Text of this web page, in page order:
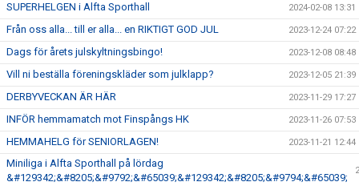
SUPERHELGEN i Alfta Sporthall 2024-02-08 13:31
Från oss alla... till er alla... en RIKTIGT GOD JUL 2023-12-24 07:22
Dags för årets julskyltningsbingo! 2023-12-08 08:48
Vill ni beställa föreningskläder som julklapp? 2023-12-05 21:39
DERBYVECKAN ÄR HÄR 2023-11-29 17:27
INFÖR hemmamatch mot Finspångs HK 2023-11-26 07:53
HEMMAHELG för SENIORLAGEN! 2023-11-21 12:44
Miniliga i Alfta Sporthall på lördag
&#129342;&#8205;&#9792;&#65039;&#129342;&#8205;&#9794;&#65039;